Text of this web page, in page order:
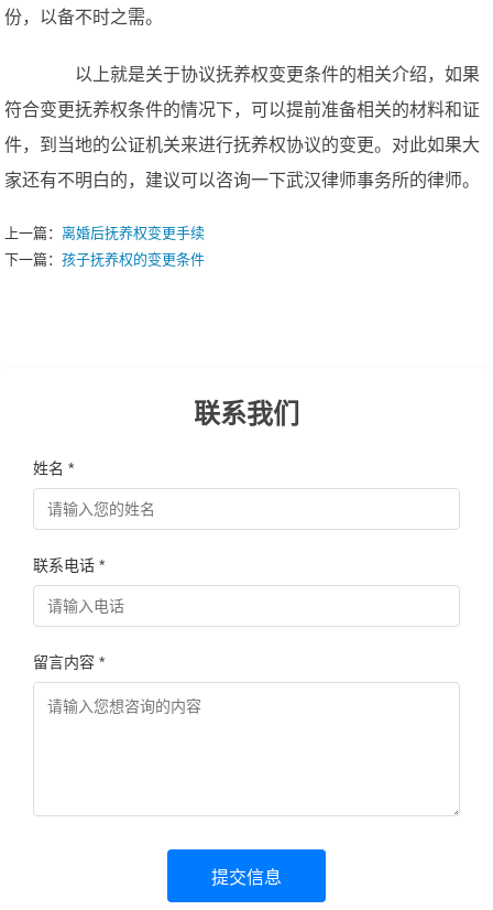
份，以备不时之需。
以上就是关于协议抚养权变更条件的相关介绍，如果
符合变更抚养权条件的情况下，可以提前准备相关的材料和证
件，到当地的公证机关来进行抚养权协议的变更。对此如果大
家还有不明白的，建议可以咨询一下武汉律师事务所的律师。
上一篇：离婚后抚养权变更手续
下一篇：孩子抚养权的变更条件
联系我们
姓名 *
联系电话 *
留言内容 *
提交信息